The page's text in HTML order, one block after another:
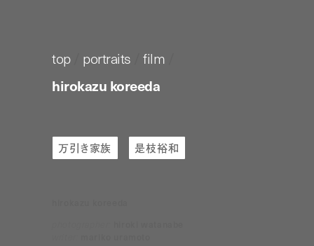
top/ portraits /film
hirokazu koreeda
万引き家族 是枝裕和